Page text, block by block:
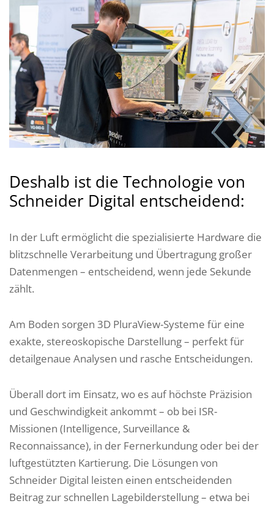
Deshalb ist die Technologie von
Schneider Digital entscheidend:
In der Luft ermöglicht die spezialisierte Hardware die
blitzschnelle Verarbeitung und Übertragung großer
Datenmengen – entscheidend, wenn jede Sekunde
zählt.
Am Boden sorgen 3D PluraView-Systeme für eine
exakte, stereoskopische Darstellung – perfekt für
detailgenaue Analysen und rasche Entscheidungen.
Überall dort im Einsatz, wo es auf höchste Präzision
und Geschwindigkeit ankommt – ob bei ISR-
Missionen (Intelligence, Surveillance &
Reconnaissance), in der Fernerkundung oder bei der
luftgestützten Kartierung. Die Lösungen von
Schneider Digital leisten einen entscheidenden
Beitrag zur schnellen Lagebilderstellung – etwa bei